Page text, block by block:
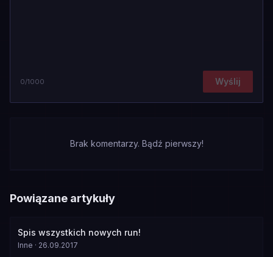
0/1000 Wyślij
Brak komentarzy. Bądź pierwszy!
Powiązane artykuły
Spis wszystkich nowych run!
Inne · 26.09.2017